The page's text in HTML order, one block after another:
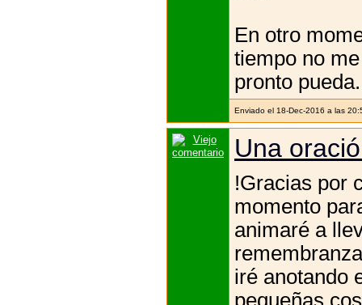
En otro
tiempo no
pronto pueda.
Enviado el 18-Dec-2016 a las
Una
!Gracias por
momento
animaré a
iré anotando
pequeñas